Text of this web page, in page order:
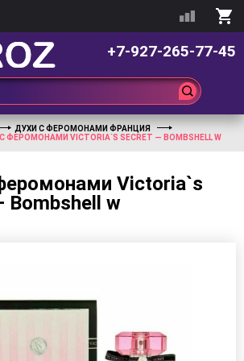
+7-927-265-77-45
ДУХИ С ФЕРОМОНАМИ ФРАНЦИЯ
ФЕРОМОНАМИ VICTORIA`S SECRET — BOMBSHELL W
Victoria`s
Bombshell w